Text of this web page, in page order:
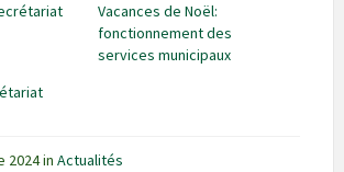
Vacances de Noël:
fonctionnement des
services municipaux
2024in Actualités